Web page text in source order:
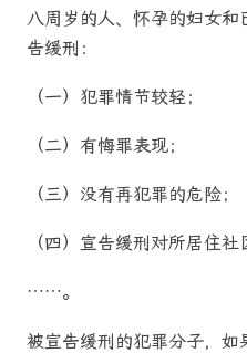
八周岁的人、怀孕的妇女
告缓刑：
（一）犯罪情节较轻；
（二）有悔罪表现；
（三）没有再犯罪的危险；
（四）宣告缓刑对所居住社
……。
被宣告缓刑的犯罪分子，